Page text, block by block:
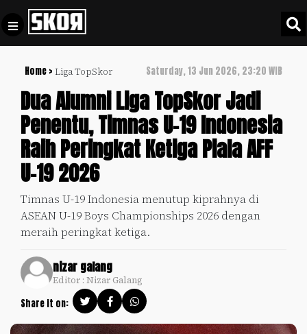
Home > Liga TopSkor Saturday, 13 Jun 2026, 23:20 WIB
Dua Alumni Liga TopSkor Jadi
Penentu, Timnas U-19 Indonesia
Raih Peringkat Ketiga Piala AFF
U-19 2026
Timnas U-19 Indonesia menutup kiprahnya di
ASEAN U-19 Boys Championships 2026 dengan
meraih peringkat ketiga.
nizar galang
Editor : Nizar Galang
Share it on:
Football +
Culture +
Sports
Update
+
Timnas
Indonesia
SKOR
SPECIAL
Video
Policy
Pedoman
Pemberitaan
Media
Siber
Disclaimer
Tentang